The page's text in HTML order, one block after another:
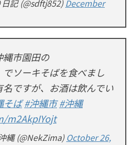
記 (@sdftj852)December
市園田の
でソーキそばを食べまし
名ですが、お酒は飲んでい
そば #沖縄市 #沖縄
m2AkpIYojt
縄 (@NekZima) October 26,